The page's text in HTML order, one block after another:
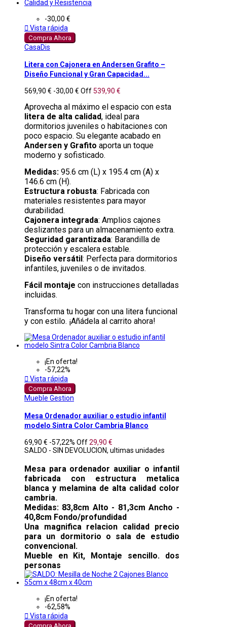
-30,00 €
 Vista rápida
Compra Ahora
CasaDis
Litera con Cajonera en Andersen Grafito –
Diseño Funcional y Gran Capacidad...
569,90 € -30,00 € Off539,90 €
Aprovecha al máximo el espacio con esta
litera de alta calidad, ideal para
dormitorios juveniles o habitaciones con
poco espacio. Su elegante acabado en
Andersen y Grafito aporta un toque
moderno y sofisticado.
Medidas: 95.6 cm (L) x 195.4 cm (A) x
146.6 cm (H).
Estructura robusta: Fabricada con
materiales resistentes para mayor
durabilidad.
Cajonera integrada: Amplios cajones
deslizantes para un almacenamiento extra.
Seguridad garantizada: Barandilla de
protección y escalera estable.
Diseño versátil : Perfecta para dormitorios
infantiles, juveniles o de invitados.
Fácil montaje con instrucciones detalladas
incluidas.
Transforma tu hogar con una litera funcional
y con estilo. ¡Añádela al carrito ahora!
¡En oferta!
-57,22%
 Vista rápida
Compra Ahora
Mueble Gestion
Mesa Ordenador auxiliar o estudio infantil
modelo Sintra Color Cambria Blanco
69,90 € -57,22% Off29,90 €
SALDO - SIN DEVOLUCION, ultimas unidades
Mesa para ordenador auxiliar o infantil
fabricada con estructura metalica
blanca y melamina de alta calidad color
cambria.
Medidas: 83,8cm Alto - 81,3cm Ancho -
40,8cm Fondo/profundidad
Una magnifica relacion calidad precio
para un dormitorio o sala de estudio
convencional.
Mueble en Kit, Montaje sencillo. dos
personas
¡En oferta!
-62,58%
 Vista rápida